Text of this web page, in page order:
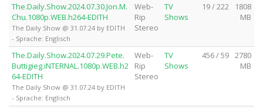
The.Daily.Show.2024.07.30.Jon.M.
Chu.1080p.WEB.h264-EDITH
The Daily Show @ 31.07.24 by EDITH
- Sprache: Englisch
Web-
Rip
Stereo
TV
Shows
19 / 222
1808
MB
The.Daily.Show.2024.07.29.Pete.
Buttigieg.iNTERNAL.1080p.WEB.h2
64-EDITH
The Daily Show @ 31.07.24 by EDITH
- Sprache: Englisch
Web-
Rip
Stereo
TV
Shows
456 / 59
2780
MB